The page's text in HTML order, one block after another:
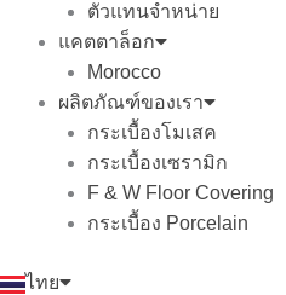
ตัวแทนจำหน่าย
แคตตาล็อก
Morocco
ผลิตภัณฑ์ของเรา
กระเบื้องโมเสค
กระเบื้องเซรามิก
F & W Floor Covering
กระเบื้อง Porcelain
ไทย